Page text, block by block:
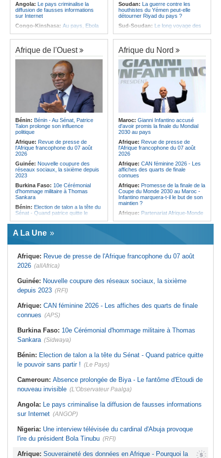
Angola: Le pays criminalise la
diffusion de fausses informations
sur Internet
Congo-Kinshasa: Au pays, Ebola
São Tomé and Príncipe:Soutenir
l'intégrité de l'information à Sao
Tomé-et-Principe à l'approche des
élections
Partenariat Afrique-Monde
arabe - Des mesures adoptées pour
relancer la coopération
Ju-jitsu - L'Angola
décroche une quatrième médaille au
Championnat du monde
Congo-Kinshasa/Egypte:Coupe
de la Confédération CAF - Virunga
affrontera Bazar Brothers, Maniema
Union entre directement au 2e tour
Afrique: Ligue des champions de la
CAF - Mazembe affrontera
Medeama, les Aigles du Congo
Soudan: La guerre contre les
houthistes du Yémen peut-elle
détourner Riyad du pays ?
Sud-Soudan: Le long voyage des
Tanzanie:
Le textile au cœur de la
relance de la filière coton
Afrique:L'essor historique de
l'Éthiopie met à mal la campagne
d'hostilité menée par Le Caire
Ile Maurice: Le nouveau CEO
connu dans un mois
Ile Maurice:Les directeurs des
ressources humaines préparent
«l'espace de travail intelligent»
Ile Maurice:«Aucune charge contre
Véronique Leu-Govind pour
l'instant» après cinq heures
d'audition
Afrique de l'Ouest
Bénin: Bénin - Au Sénat, Patrice
Talon prolonge son influence
politique
Afrique: Revue de presse de
l'Afrique francophone du 07 août
2026
Guinée: Nouvelle coupure des
réseaux sociaux, la sixième depuis
2023
Burkina Faso: 10e Cérémonial
d'hommage militaire à Thomas
Sankara
Bénin: Election de talon a la tête du
Sénat - Quand patrice quitte le
Cameroun:
Biya - Le fantôme d'Etoudi de
cardinal d'Abuja provoque l'ire du
président Bola Tinubu
Talon prolonge son influence
politique
São Tomé and Príncipe:
Tomé-et-Principe à l'approche des
la BRVM en Effervescence - 4
Actions Clés Affichent des Gains
Notables
Afrique du Nord
Maroc: Gianni Infantino accusé
d'avoir promis la finale du Mondial
2030 au pays
Afrique: Revue de presse de
l'Afrique francophone du 07 août
2026
Afrique: CAN féminine 2026 - Les
affiches des quarts de finale
connues
Afrique: Promesse de la finale de la
Coupe du Monde 2030 au Maroc -
Infantino marquera-t-il le but de son
maintien ?
Afrique: Partenariat Afrique-Monde
relancer la coopération
d'hostilité menée par Le Caire
Maroc:Arrivée de M. Bourita à Cali
Congo-Kinshasa/Egypte:Coupe
Union entre directement au 2e tour
Tunisie: Tennis/Challenger de
A La Une
Afrique: Revue de presse de l'Afrique francophone du 07 août
2026 (allAfrica)
Guinée: Nouvelle coupure des réseaux sociaux, la sixième
depuis 2023 (RFI)
Afrique: CAN féminine 2026 - Les affiches des quarts de finale
connues (APS)
Burkina Faso: 10e Cérémonial d'hommage militaire à Thomas
Sankara (Sidwaya)
Bénin: Election de talon a la tête du Sénat - Quand patrice quitte
le pouvoir sans partir ! (Le Pays)
Cameroun: Absence prolongée de Biya - Le fantôme d'Etoudi de
nouveau invisible (L'Observateur Paalga)
Angola: Le pays criminalise la diffusion de fausses informations
sur Internet (ANGOP)
Nigeria: Une interview télévisée du cardinal d'Abuja provoque
l'ire du président Bola Tinubu (RFI)
Afrique: Souveraineté des données en Afrique - Pourquoi la